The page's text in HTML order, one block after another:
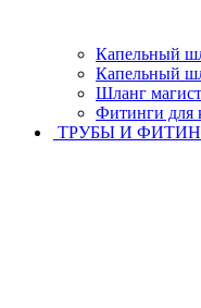
Капельный
Капельный
Шланг
Фитинги для
ТРУБЫ И